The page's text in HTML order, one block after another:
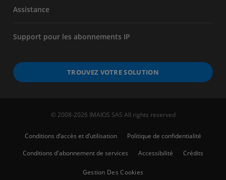
Assistance
Support pour les abonnements IP
TROUVEZ VOTRE SOLUTION
© 2008-2026 IMAIOS SAS All rights reserved
Conditions d’accès et d’utilisation
Politique de confidentialité
Conditions d'abonnement de services
Accessibilité Crédits
Gestion Des Cookies